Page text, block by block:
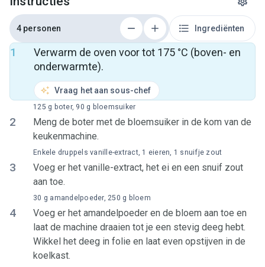
4 personen Ingrediënten
1
Verwarm de oven voor tot 175 °C (boven- en
onderwarmte).
Vraag het aan sous-chef
2
Meng de boter met de bloemsuiker in de kom van de
keukenmachine.
125 g boter, 90 g bloemsuiker
3
Voeg er het vanille-extract, het ei en een snuif zout
aan toe.
Enkele druppels vanille-extract, 1 eieren, 1 snuifje zout
4
Voeg er het amandelpoeder en de bloem aan toe en
laat de machine draaien tot je een stevig deeg hebt.
Wikkel het deeg in folie en laat even opstijven in de
koelkast.
30 g amandelpoeder, 250 g bloem